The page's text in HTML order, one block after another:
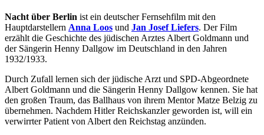
Nacht über Berlin ist ein deutscher Fernsehfilm mit den
Hauptdarstellern Anna Loos und Jan Josef Liefers. Der Film
erzählt die Geschichte des jüdischen Arztes Albert Goldmann und
der Sängerin Henny Dallgow im Deutschland in den Jahren
1932/1933.
Durch Zufall lernen sich der jüdische Arzt und SPD-Abgeordnete
Albert Goldmann und die Sängerin Henny Dallgow kennen. Sie hat
den großen Traum, das Ballhaus von ihrem Mentor Matze Belzig zu
übernehmen. Nachdem Hitler Reichskanzler geworden ist, will ein
verwirrter Patient von Albert den Reichstag anzünden.